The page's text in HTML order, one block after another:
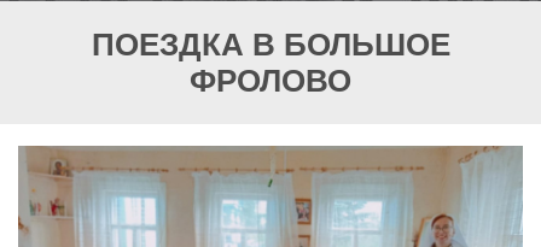
ПОЕЗДКА В БОЛЬШОЕ
ФРОЛОВО